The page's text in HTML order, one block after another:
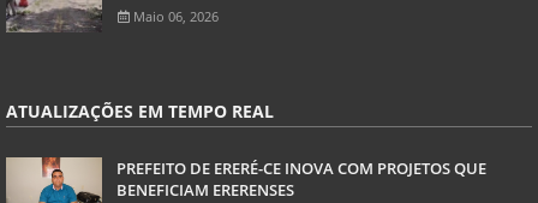
Maio 06, 2026
ATUALIZAÇÕES EM TEMPO REAL
PREFEITO DE ERERÉ-CE INOVA COM PROJETOS QUE
BENEFICIAM ERERENSES